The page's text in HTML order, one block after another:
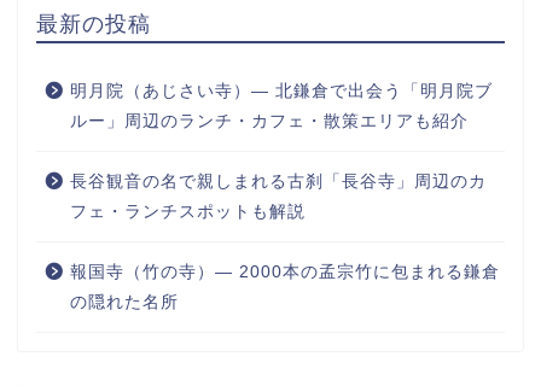
最新の投稿
明月院（あじさい寺）― 北鎌倉で出会う「明月院ブ
ルー」周辺のランチ・カフェ・散策エリアも紹介
長谷観音の名で親しまれる古刹「長谷寺」周辺のカ
フェ・ランチスポットも解説
報国寺（竹の寺）― 2000本の孟宗竹に包まれる鎌倉
の隠れた名所